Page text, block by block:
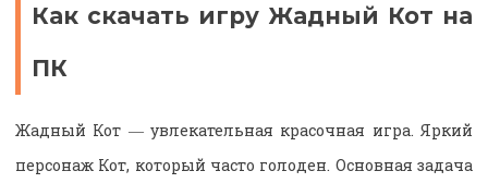
Как скачать игру Жадный Кот на
ПК
Жадный Кот ― увлекательная красочная игра. Яркий
персонаж Кот, который часто голоден. Основная задача